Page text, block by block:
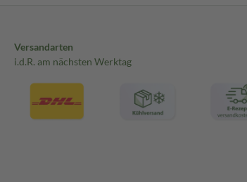
Versandarten
i.d.R. am nächsten Werktag